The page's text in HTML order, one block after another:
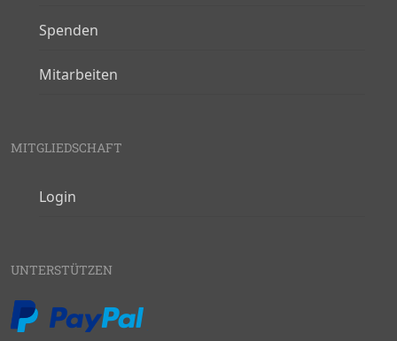
Spenden
Mitarbeiten
MITGLIEDSCHAFT
Login
UNTERSTÜTZEN